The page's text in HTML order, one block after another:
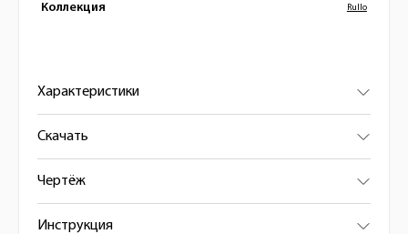
Коллекция Rullo
Характеристики
Скачать
Чертёж
Инструкция